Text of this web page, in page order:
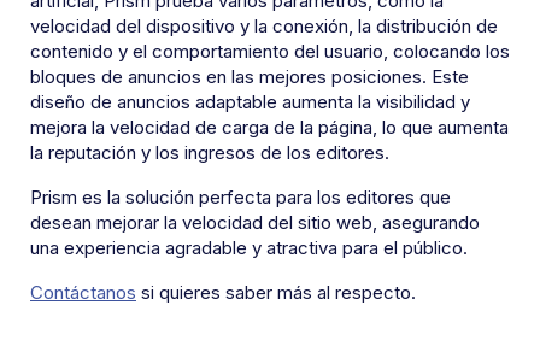
velocidad del dispositivo y la conexión, la distribución de
contenido y el comportamiento del usuario, colocando los
bloques de anuncios en las mejores posiciones. Este
diseño de anuncios adaptable aumenta la visibilidad y
mejora la velocidad de carga de la página, lo que aumenta
la reputación y los ingresos de los editores.
Prism es la solución perfecta para los editores que
desean mejorar la velocidad del sitio web, asegurando
una experiencia agradable y atractiva para el público.
Contáctanos si quieres saber más al respecto.